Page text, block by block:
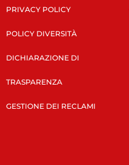
PRIVACY POLICY
POLICY DIVERSITÀ
DICHIARAZIONE DI
TRASPARENZA
GESTIONE DEI RECLAMI